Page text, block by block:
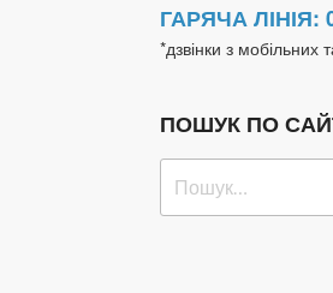
ГАРЯЧА ЛІНІЯ:
*дзвінки з мобільних
ПОШУК ПО
за
запитом: